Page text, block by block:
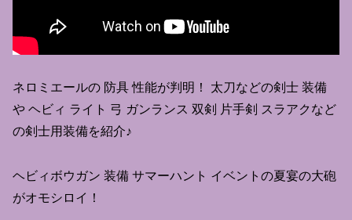
ネロミエールの 防具 性能が判明！ 太刀などの剣士 装備
や ヘビィ ライト 弓 ガンランス 双剣 片手剣 スラアクなど
の剣士用装備を紹介♪
ヘビィボウガン 装備 サマーハント イベントの夏宴の大砲
がオモシロイ！